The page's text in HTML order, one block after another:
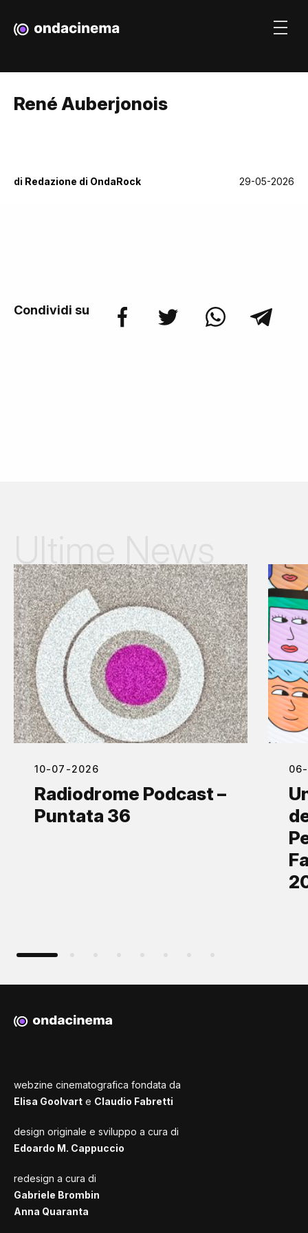
René Auberjonois
di Redazione di OndaRock 29-05-2026
Condividi su
10-07-2026
Radiodrome Podcast –
Puntata 36
webzine cinematografica fondata da
Elisa Goolvart e Claudio Fabretti
design originale e sviluppo a cura di
Edoardo M. Cappuccio
redesign a cura di
Gabriele Brombin
Anna Quaranta